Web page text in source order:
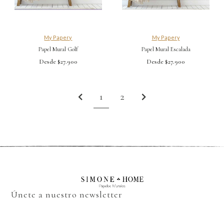
My Papery
Papel Mural Golf
Desde $27.900
My Papery
Papel Mural Escalada
Desde $27.900
1 2
Únete a nuestro newsletter